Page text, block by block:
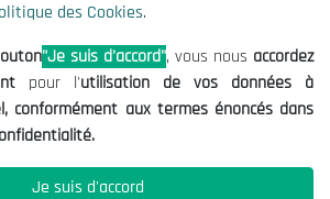
des Cookies.
"Je suis d'accord", vous nous accordez
pour l'utilisation de vos données à
conformément aux termes énoncés dans
Je suis d'accord